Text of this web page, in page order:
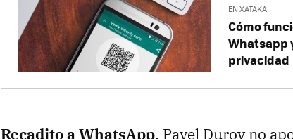
EN XATAKA
Cómo
Whatsapp
privacidad
Recadito a WhatsApp. Pavel Durov no